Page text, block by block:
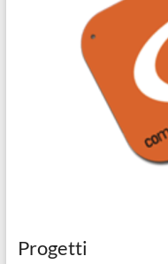
Progetti